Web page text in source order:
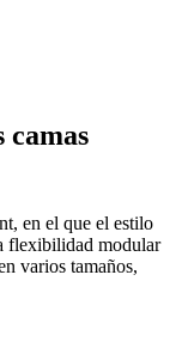
camas
en el que el estilo
flexibilidad modular
varios tamaños,